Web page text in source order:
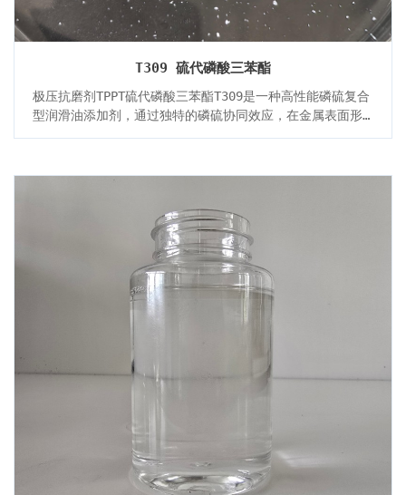
T309 硫代磷酸三苯酯
极压抗磨剂TPPT硫代磷酸三苯酯T309是一种高性能磷硫复合
型润滑油添加剂，通过独特的磷硫协同效应，在金属表面形
荷润滑系统的理想选择。